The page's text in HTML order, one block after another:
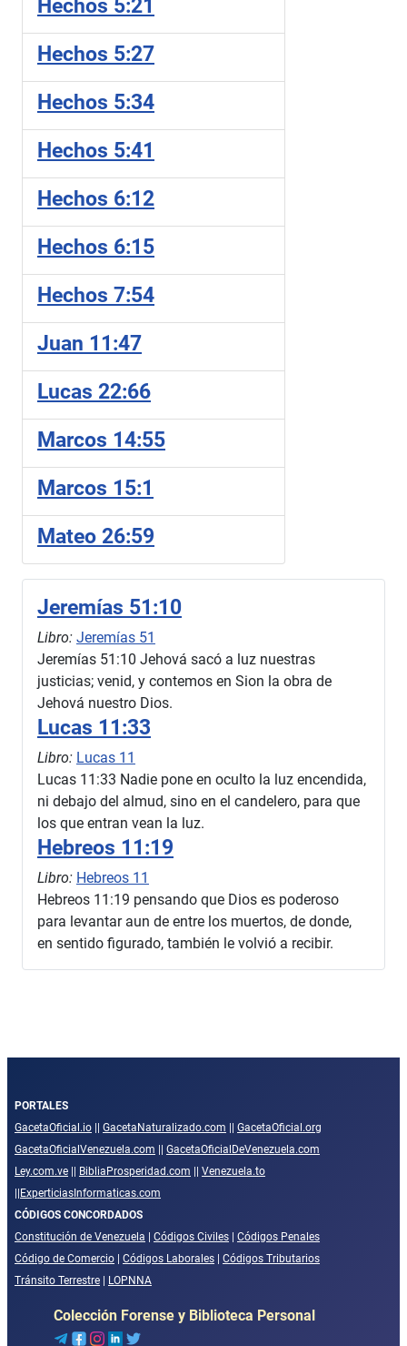
Hechos 5:21
Hechos 5:27
Hechos 5:34
Hechos 5:41
Hechos 6:12
Hechos 6:15
Hechos 7:54
Juan 11:47
Lucas 22:66
Marcos 14:55
Marcos 15:1
Mateo 26:59
Jeremías 51:10
Libro: Jeremías 51
Jeremías 51:10 Jehová sacó a luz nuestras
justicias; venid, y contemos en Sion la obra de
Jehová nuestro Dios.
Lucas 11:33
Libro: Lucas 11
Lucas 11:33 Nadie pone en oculto la luz encendida,
ni debajo del almud, sino en el candelero, para que
los que entran vean la luz.
Hebreos 11:19
Libro: Hebreos 11
Hebreos 11:19 pensando que Dios es poderoso
para levantar aun de entre los muertos, de donde,
en sentido figurado, también le volvió a recibir.
PORTALES
GacetaOficial.io
GacetaNaturalizado.com
GacetaOficial.org
GacetaOficialVenezuela.com
GacetaOficialDeVenezuela.com
Ley.com.ve
BibliaProsperidad.com
Venezuela.to
ExperticiasInformaticas.com
CÓDIGOS CONCORDADOS
Constitución de Venezuela
Códigos Civiles
Códigos Penales
Código de Comercio
Códigos Laborales
Códigos Tributarios
Tránsito Terrestre
LOPNNA
Colección Forense y Biblioteca Personal